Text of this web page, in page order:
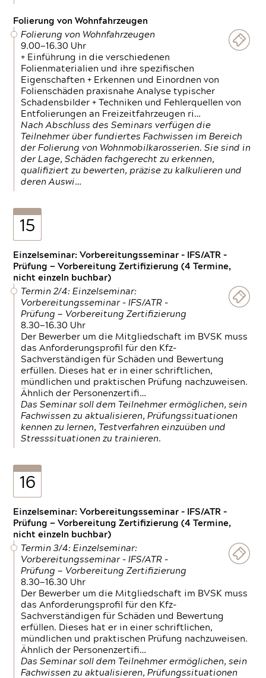
Folierung von Wohnfahrzeugen
Folierung von Wohnfahrzeugen
9.00—16.30 Uhr
+ Einführung in die verschiedenen
Folienmaterialien und ihre spezifischen
Eigenschaften + Erkennen und Einordnen von
Folienschäden praxisnahe Analyse typischer
Schadensbilder + Techniken und Fehlerquellen von
Entfolierungen an Freizeitfahrzeugen ri…
Nach Abschluss des Seminars verfügen die
Teilnehmer über fundiertes Fachwissen im Bereich
der Folierung von Wohnmobilkarosserien. Sie sind in
der Lage, Schäden fachgerecht zu erkennen,
qualifiziert zu bewerten, präzise zu kalkulieren und
deren Auswi…
15
Einzelseminar: Vorbereitungsseminar - IFS/ATR -
Prüfung — Vorbereitung Zertifizierung (4 Termine,
nicht einzeln buchbar)
Termin 2/4: Einzelseminar:
Vorbereitungsseminar - IFS/ATR -
Prüfung — Vorbereitung Zertifizierung
8.30—16.30 Uhr
Der Bewerber um die Mitgliedschaft im BVSK muss
das Anforderungsprofil für den Kfz-
Sachverständigen für Schäden und Bewertung
erfüllen. Dieses hat er in einer schriftlichen,
mündlichen und praktischen Prüfung nachzuweisen.
Ähnlich der Personenzertifi…
Das Seminar soll dem Teilnehmer ermöglichen, sein
Fachwissen zu aktualisieren, Prüfungssituationen
kennen zu lernen, Testverfahren einzuüben und
Stresssituationen zu trainieren.
16
Einzelseminar: Vorbereitungsseminar - IFS/ATR -
Prüfung — Vorbereitung Zertifizierung (4 Termine,
nicht einzeln buchbar)
Termin 3/4: Einzelseminar:
Vorbereitungsseminar - IFS/ATR -
Prüfung — Vorbereitung Zertifizierung
8.30—16.30 Uhr
Der Bewerber um die Mitgliedschaft im BVSK muss
das Anforderungsprofil für den Kfz-
Sachverständigen für Schäden und Bewertung
erfüllen. Dieses hat er in einer schriftlichen,
mündlichen und praktischen Prüfung nachzuweisen.
Ähnlich der Personenzertifi…
Das Seminar soll dem Teilnehmer ermöglichen, sein
Fachwissen zu aktualisieren, Prüfungssituationen